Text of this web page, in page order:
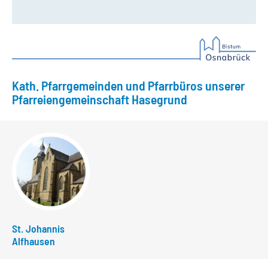
Kath. Pfarrgemeinden und Pfarrbüros unserer
Pfarreiengemeinschaft Hasegrund
St. Johannis
Alfhausen